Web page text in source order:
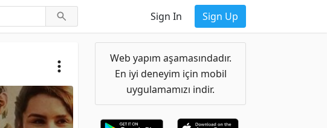
Sign In Sign Up
Web yapım aşamasındadır.
En iyi deneyim için mobil
uygulamamızı indir.